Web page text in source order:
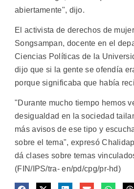
abiertamente", dijo.
El activista de derechos de
Songsampan, docente en el
Ciencias Políticas de la
dijo que si la gente se ofendía
porque significaba que había
"Durante mucho tiempo hemos
desigualdad en la sociedad
más avisos de ese tipo y
sobre el tema", expresó
dá clases sobre temas
(FIN/IPS/tra- en/pd/cpg/pr-hd)